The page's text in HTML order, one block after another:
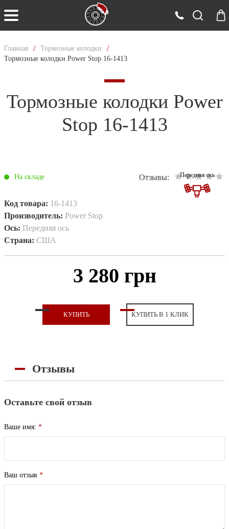
Главная / Тормозные колодки /
Тормозные колодки Power Stop 16-1413
Тормозные колодки Power
Stop 16-1413
Передняя ось
На складе Отзывы:
Код товара: 16-1413
Производитель: Power Stop
Ось: Передняя ось
Страна: США
3 280 грн
КУПИТЬ КУПИТЬ В 1 КЛИК
Отзывы
Оставьте свой отзыв
Ваше имя: *
Ваш отзыв *